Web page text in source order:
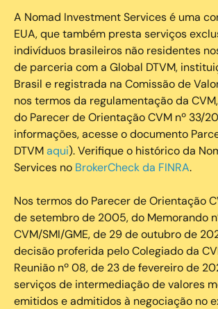
‍A Nomad Investment Services é uma
EUA, que também presta serviços
indivíduos brasileiros não residentes
de parceria com a Global DTVM,
Brasil e registrada na Comissão de
nos termos da regulamentação da
do Parecer de Orientação CVM nº 33/
informações, acesse o documento
DTVMaqui). Verifique o histórico da
Services no BrokerCheck da FINRA.
Nos termos do Parecer de Orientação
de setembro de 2005, do Memorando
CVM/SMI/GME, de 29 de outubro de
decisão proferida pelo Colegiado da
Reunião nº 08, de 23 de fevereiro de
serviços de intermediação de valores
emitidos e admitidos à negociação no